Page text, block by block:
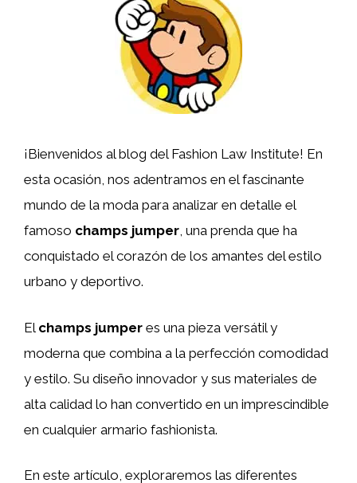
¡Bienvenidos al blog del Fashion Law Institute! En
esta ocasión, nos adentramos en el fascinante
mundo de la moda para analizar en detalle el
famoso champs jumper, una prenda que ha
conquistado el corazón de los amantes del estilo
urbano y deportivo.
El champs jumper es una pieza versátil y
moderna que combina a la perfección comodidad
y estilo. Su diseño innovador y sus materiales de
alta calidad lo han convertido en un imprescindible
en cualquier armario fashionista.
En este artículo, exploraremos las diferentes